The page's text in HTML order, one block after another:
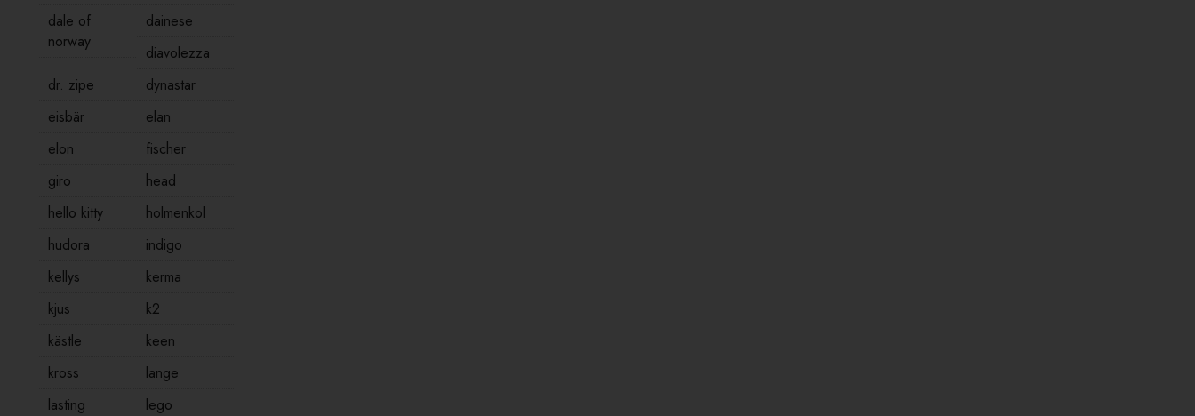
dale of
norway
dainese
diavolezza
dr. zipe
dynastar
eisbär
elan
elon
fischer
giro
head
hello kitty
holmenkol
hudora
indigo
kellys
kerma
kjus
k2
kästle
keen
kross
lange
lasting
lego